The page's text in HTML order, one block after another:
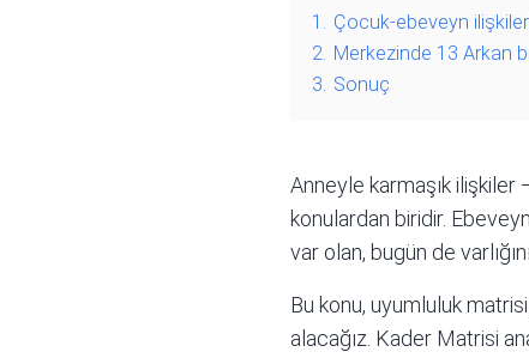
1. Çocuk-ebeveyn
2. Merkezinde 13 Arkan
3. Sonuç
Anneyle karmaşık
konulardan biridir.
var olan, bugün de
Bu konu, uyumluluk matrisi
alacağız. Kader Matrisi